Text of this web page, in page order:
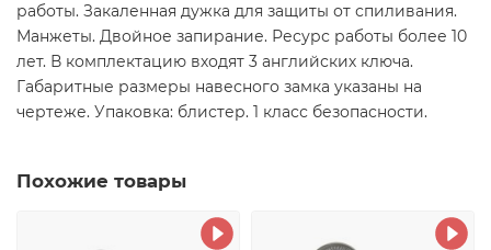
работы. Закаленная дужка для защиты от спиливания.
Манжеты. Двойное запирание. Ресурс работы более 10
лет. В комплектацию входят 3 английских ключа.
Габаритные размеры навесного замка указаны на
чертеже. Упаковка: блистер. 1 класс безопасности.
Похожие товары